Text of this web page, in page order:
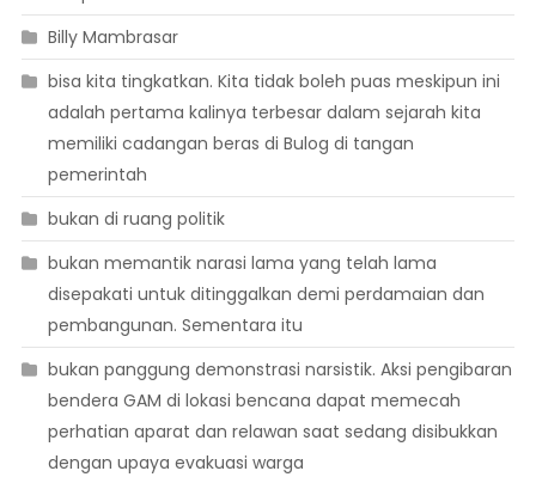
Billy Mambrasar
bisa kita tingkatkan. Kita tidak boleh puas meskipun ini
adalah pertama kalinya terbesar dalam sejarah kita
memiliki cadangan beras di Bulog di tangan
pemerintah
bukan di ruang politik
bukan memantik narasi lama yang telah lama
disepakati untuk ditinggalkan demi perdamaian dan
pembangunan. Sementara itu
bukan panggung demonstrasi narsistik. Aksi pengibaran
bendera GAM di lokasi bencana dapat memecah
perhatian aparat dan relawan saat sedang disibukkan
dengan upaya evakuasi warga